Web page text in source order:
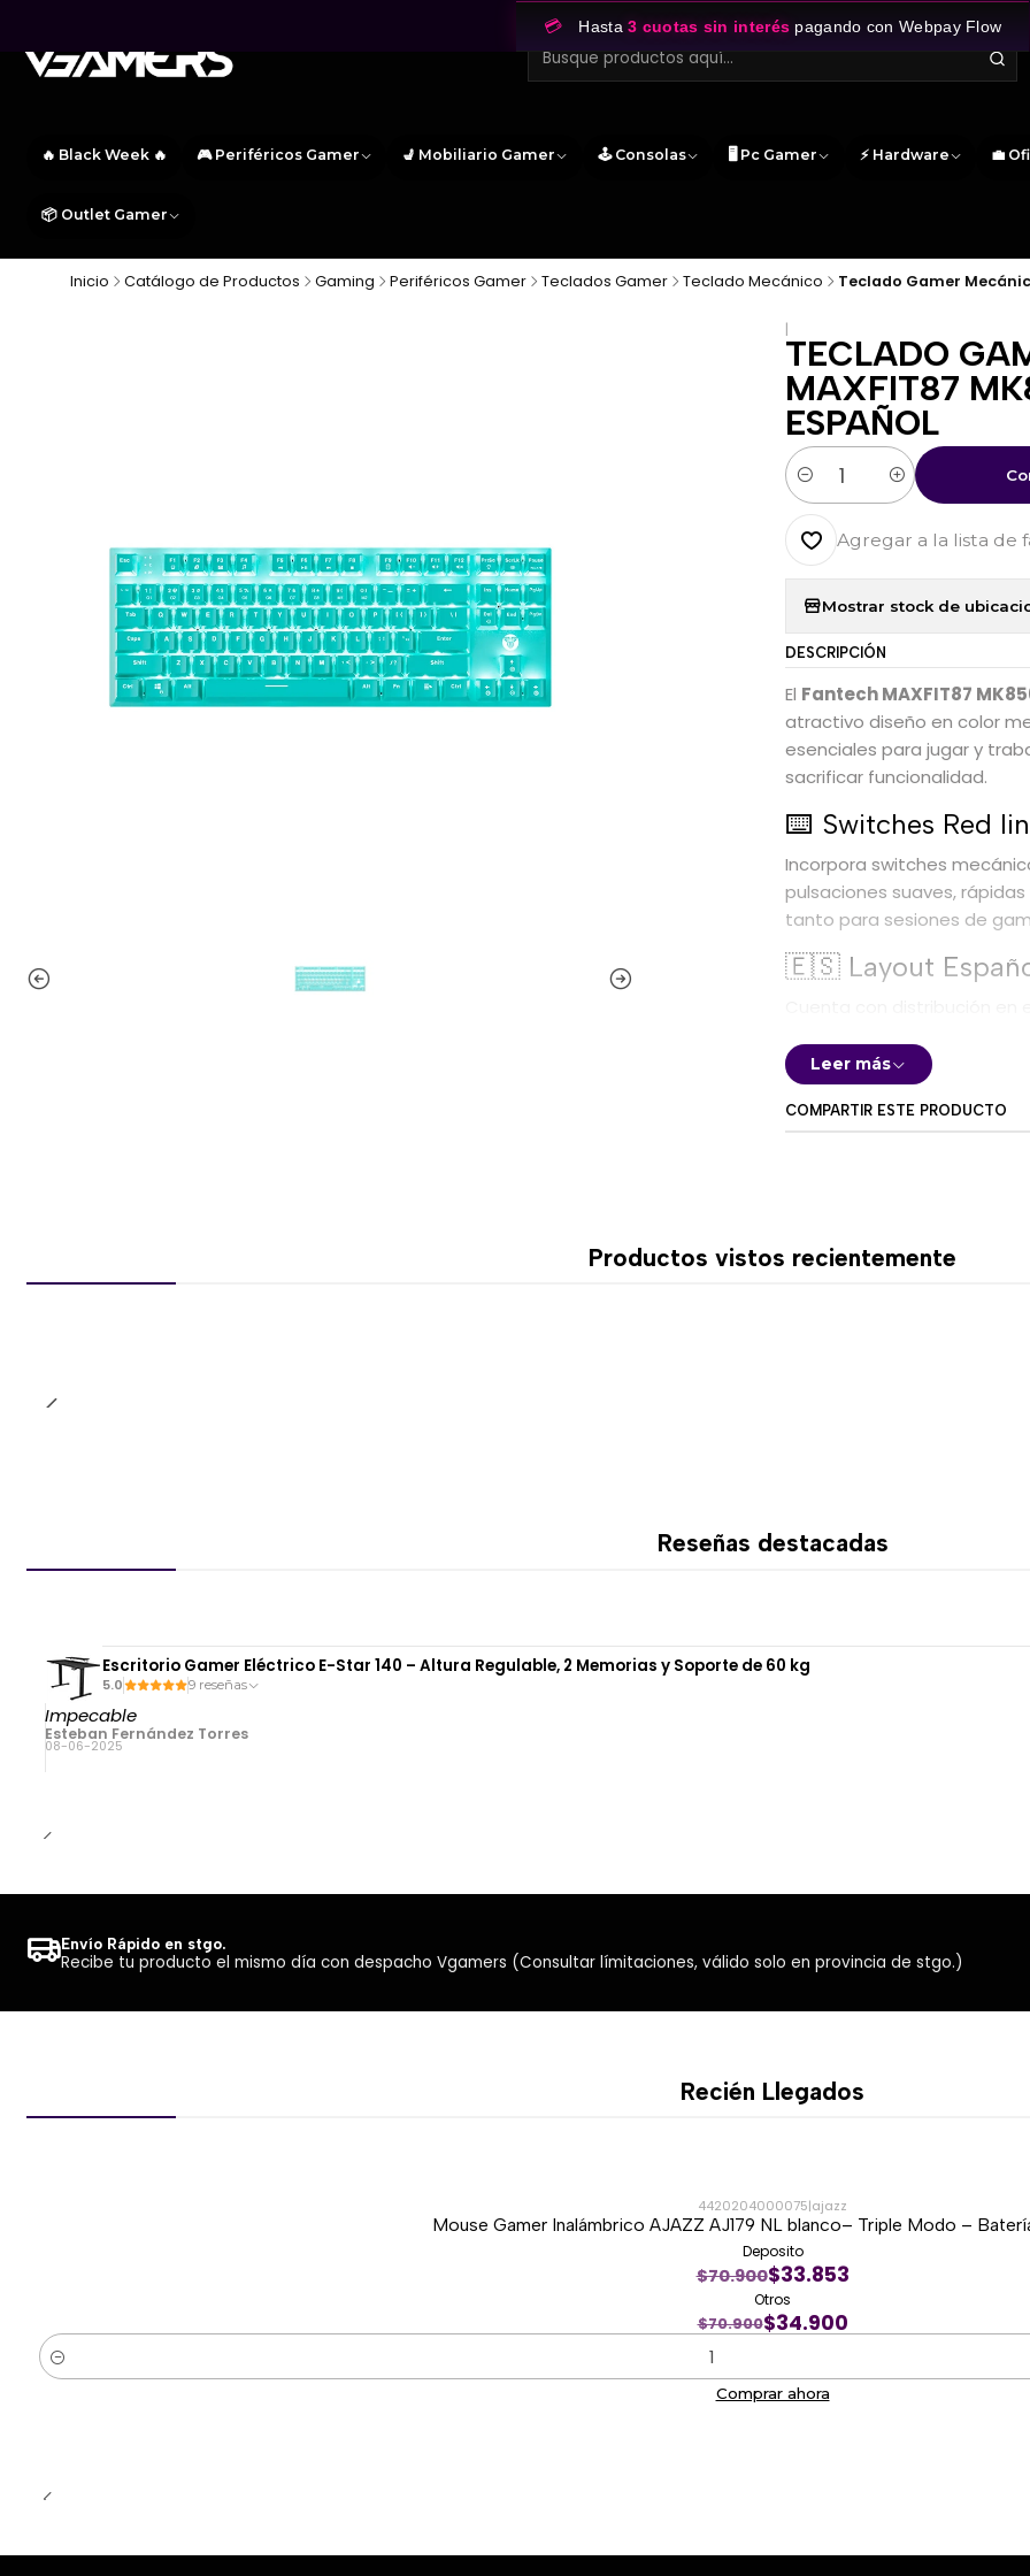
🔥 Black Week 🔥 🎮 Periféricos Gamer 💺 Mobiliario Gamer 🕹️ Consolas 🖥️ Pc Gamer ⚡ Hardware 💼
📦 Outlet Gamer
💳 Hasta3 cuotas sin interés pagando con Webpay Flow
Inicio Catálogo de Productos Gaming Periféricos Gamer Teclados Gamer Teclado Mecánico Teclado Gamer
|
TECLADO
MAXFIT87
ESPAÑOL
Cantidad
Agregar a la lista de
Mostrar stock de
DESCRIPCIÓN
El Fantech MAXFIT87
atractivo diseño en color
esenciales para jugar y
sacrificar funcionalidad.
⌨️ Switches Red
Incorpora switches
pulsaciones suaves,
tanto para sesiones de
🇪🇸 Layout
✨ Iluminación
Sus teclas integran
Su conexión cableada
Iluminación blanca en
Leer más
COMPARTIR ESTE PRODUCTO
Productos vistos recientemente
Reseñas destacadas
Escritorio Gamer Eléctrico E-Star 140 – Altura Regulable, 2 Memorias y Soporte de 60 kg
5.0 9 reseñas
Impecable
Esteban Fernández Torres
08-06-2025
Envío Rápido en stgo.
Recibe tu producto el mismo día con despacho Vgamers (Consultar límitaciones, válido solo en provincia de stgo.)
Recién Llegados
4420204000075|ajazz
Mouse Gamer Inalámbrico AJAZZ AJ179 NL blanco– Triple Modo –
Deposito
$70.900$33.853
Otros
$70.900$34.900
Cantidad
Comprar ahora